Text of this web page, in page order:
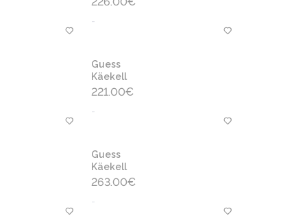
-
Guess
Käekell
221.00€
-
Guess
Käekell
263.00€
-